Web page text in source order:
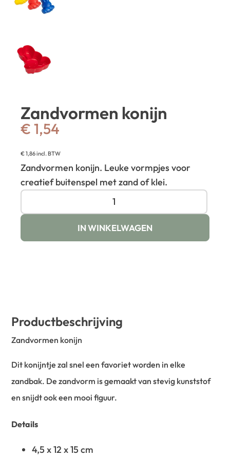
Zandvormen konijn
€ 1,54
€1,86incl. BTW
Zandvormen konijn. Leuke vormpjes voor
creatief buitenspel met zand of klei.
IN WINKELWAGEN
Productbeschrijving
Zandvormen konijn
Dit konijntje zal snel een favoriet worden in elke
zandbak. De zandvorm is gemaakt van stevig kunststof
en snijdt ook een mooi figuur.
Details
4,5 x 12 x 15 cm